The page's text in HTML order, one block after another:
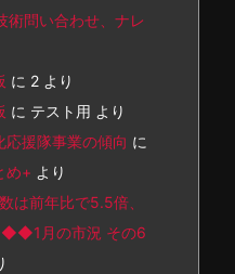
術問い合わせ、ナレ
に 2 より
に テスト用 より
応援隊事業の傾向 に
め+ より
は前年比で5.5倍、
月の市況 その6